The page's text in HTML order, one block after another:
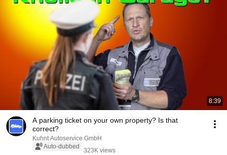
8:39
A parking ticket on your own property? Is that
correct?
Kuhnt Autoservice GmbH
Auto-dubbed
323K views